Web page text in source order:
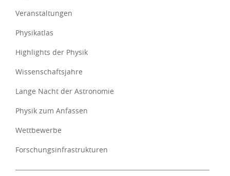
Veranstaltungen
Physikatlas
Highlights der Physik
Wissenschaftsjahre
Lange Nacht der Astronomie
Physik zum Anfassen
Wettbewerbe
Forschungsinfrastrukturen